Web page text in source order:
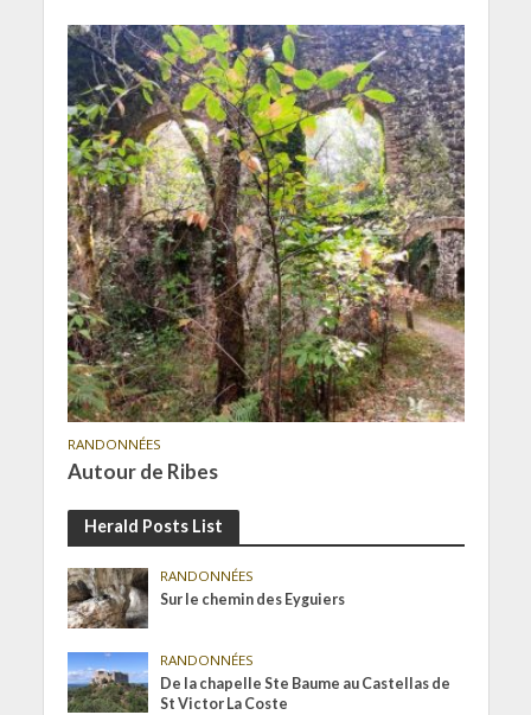
RANDONNÉES
Autour de Ribes
Herald Posts List
RANDONNÉES
Sur le chemin des Eyguiers
RANDONNÉES
De la chapelle Ste Baume au Castellas de
St Victor La Coste